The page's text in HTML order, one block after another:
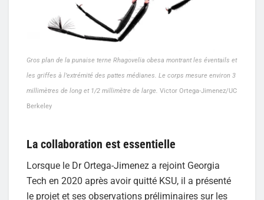
Gros plan de la punaise terne Rhagovelia obesa montrant les éventails et
les griffes à l’extrémité des pattes médianes. Le corps mesure environ 3
millimètres de long et 1/2 millimètre de large. Victor Ortega-Jimenez/UC
Berkeley
La collaboration est essentielle
Lorsque le Dr Ortega-Jimenez a rejoint Georgia
Tech en 2020 après avoir quitté KSU, il a présenté
le projet et ses observations préliminaires sur les